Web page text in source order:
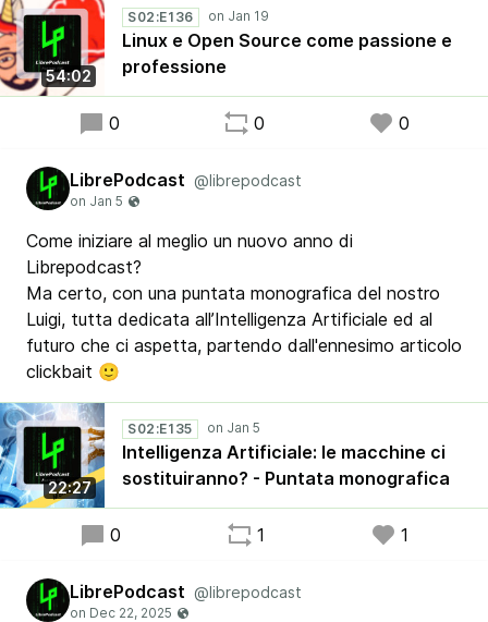
passione per Linux, per i sistemi hardware, il software
Open Source e… la Steam Machine 🙂
54:02
S02:E136
Linux e Open Source come passione e
professione
0 0 0
LibrePodcast @librepodcast
Come iniziare al meglio un nuovo anno di
Librepodcast?
Ma certo, con una puntata monografica del nostro
Luigi, tutta dedicata all’Intelligenza Artificiale ed al
futuro che ci aspetta, partendo dall'ennesimo articolo
clickbait 🙂
22:27
S02:E135
Intelligenza Artificiale: le macchine ci
sostituiranno? - Puntata monografica
0 1 1
LibrePodcast @librepodcast